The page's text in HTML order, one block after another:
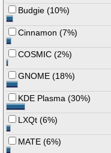
Budgie (10%)
Cinnamon (7%)
COSMIC (2%)
GNOME (18%)
KDE Plasma (30%)
LXQt (6%)
MATE (6%)